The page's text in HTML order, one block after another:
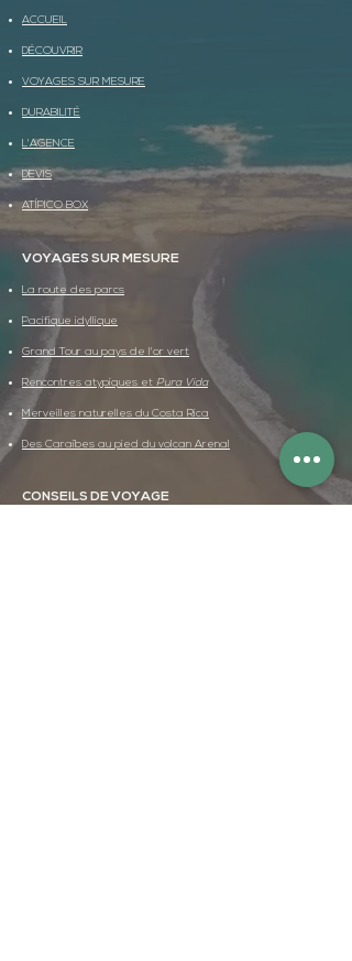
ACCUEIL
DÉCOUVRIR
VOYAGES SUR MESURE
DURABILITÉ
L'AGENCE
DEVIS
ATÍPICO BOX
VOYAGES SUR MESURE
La route des parcs
Pacifique idyllique
Grand Tour au pays de l'or vert
Rencontres atypiques et Pura Vida
Merveilles naturelles du Costa Rica
Des Caraïbes au pied du volcan Arenal
CONSEILS DE VOYAGE